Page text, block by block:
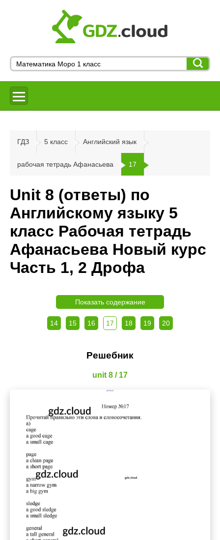
ГДЗ 5 класс Английский язык
рабочая тетрадь Афанасьева 17
Unit 8 (ответы) по
Английскому языку 5
класс Рабочая тетрадь
Афанасьева Новый курс
Часть 1, 2 Дрофа
Показать содержание
14 15 16 17 18 19 20
Решебник
unit 8 / 17